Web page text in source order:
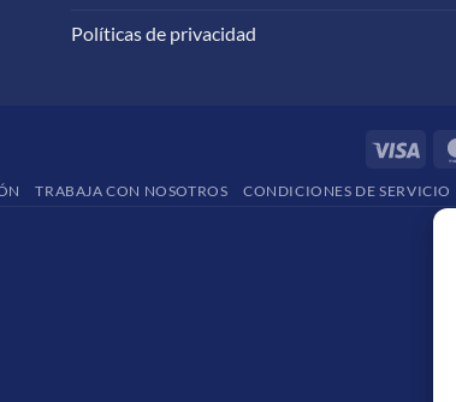
Políticas de privacidad
Visa
TRABAJA CON NOSOTROS CONDICIONES DE SERVICIO